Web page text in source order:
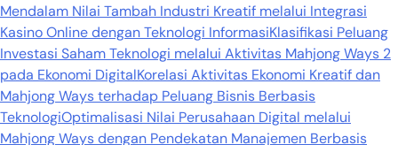
Mendalam Nilai Tambah Industri Kreatif melalui Integrasi
Kasino Online dengan Teknologi InformasiKlasifikasi Peluang
Investasi Saham Teknologi melalui Aktivitas Mahjong Ways 2
pada Ekonomi DigitalKorelasi Aktivitas Ekonomi Kreatif dan
Mahjong Ways terhadap Peluang Bisnis Berbasis
TeknologiOptimalisasi Nilai Perusahaan Digital melalui
Mahjong Ways dengan Pendekatan Manajemen Berbasis